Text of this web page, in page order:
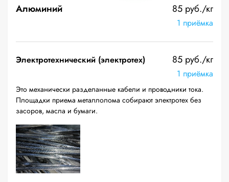
Алюминий 85 руб./кг
1 приёмка
Электротехнический (электротех) 85 руб./кг
1 приёмка
Это механически разделанные кабели и проводники тока.
Площадки приема металлолома собирают электротех без
засоров, масла и бумаги.